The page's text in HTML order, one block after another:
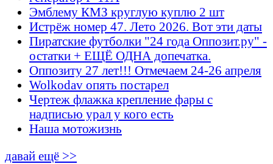
Эмблему КМЗ круглую куплю 2 шт
Истрёж номер 47. Лето 2026. Вот эти даты
Пиратские футболки "24 года Оппозит.ру" -
остатки + ЕЩЁ ОДНА допечатка.
Оппозиту 27 лет!!! Отмечаем 24-26 апреля
Wolkodav опять постарел
Чертеж флажка крепление фары с
надписью урал у кого есть
Наша мотожизнь
давай ещё >>